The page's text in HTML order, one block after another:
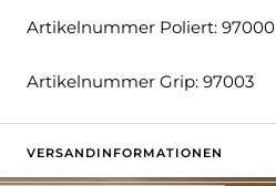
Artikelnummer Poliert: 97000
Artikelnummer Grip: 97003
VERSANDINFORMATIONEN